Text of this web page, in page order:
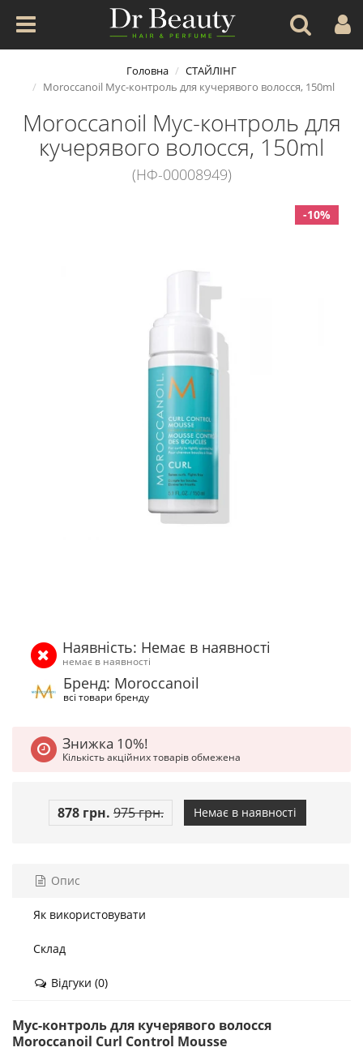
Головна
СТАЙЛІНГ
Moroccanoil Мус-контроль для кучерявого волосся, 150ml
Moroccanoil Мус-контроль для
кучерявого волосся, 150ml
(НФ-00008949)
-10%
Наявність: Немає в наявності
немає в наявності
Бренд: Moroccanoil
всі товари бренду
Знижка 10%!
Кількість акційних товарів обмежена
878 грн. 975 грн. Немає в наявності
Опис
Як використовувати
Склад
Відгуки (0)
Мус-контроль для кучерявого волосся
Moroccanoil Curl Control Mousse